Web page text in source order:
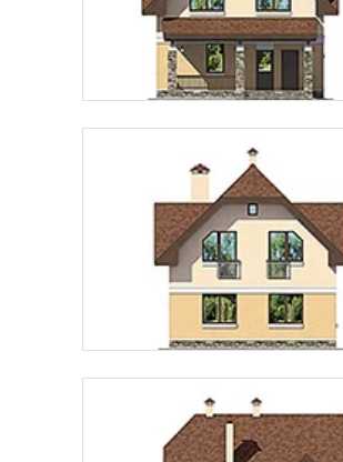
Звонок
Telegram
согласие на обработку
подтверждаю, что ознакомлен(а) с
обработки персональных данных
Рассчитать стоимость